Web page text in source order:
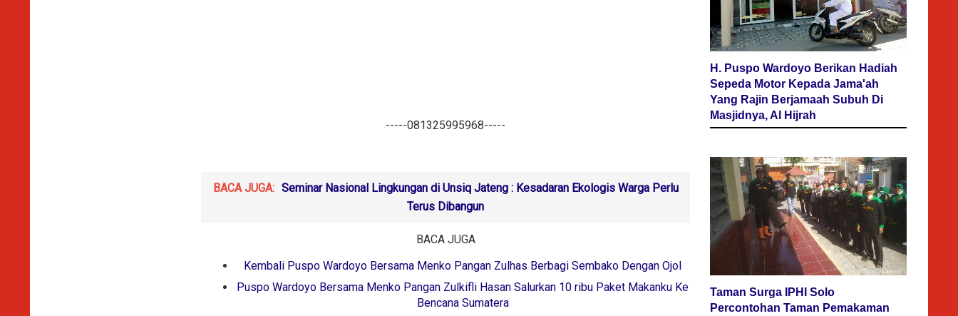
-----081325995968-----
BACA JUGA: Seminar Nasional Lingkungan di Unsiq Jateng : Kesadaran Ekologis Warga Perlu
Terus Dibangun
BACA JUGA
Kembali Puspo Wardoyo Bersama Menko Pangan Zulhas Berbagi Sembako Dengan Ojol
Puspo Wardoyo Bersama Menko Pangan Zulkifli Hasan Salurkan 10 ribu Paket Makanku Ke
Bencana Sumatera
H. Puspo Wardoyo Berikan Hadiah
Sepeda Motor Kepada Jama'ah
Yang Rajin Berjamaah Subuh Di
Masjidnya, Al Hijrah
Taman Surga IPHI Solo
Percontohan Taman Pemakaman